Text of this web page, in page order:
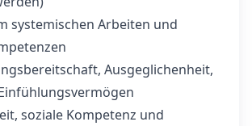
systemischen Arbeiten und
Ausgeglichenheit,
soziale Kompetenz und